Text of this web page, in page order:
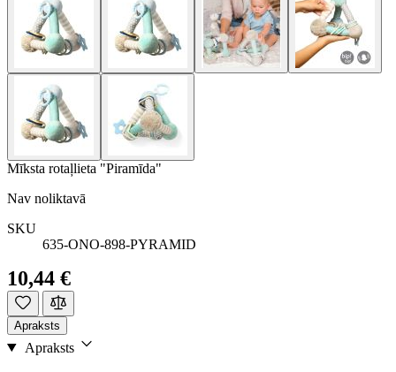
Mīksta rotaļlieta "Piramīda"
Nav noliktavā
SKU
635-ONO-898-PYRAMID
10,44 €
Apraksts
Apraksts